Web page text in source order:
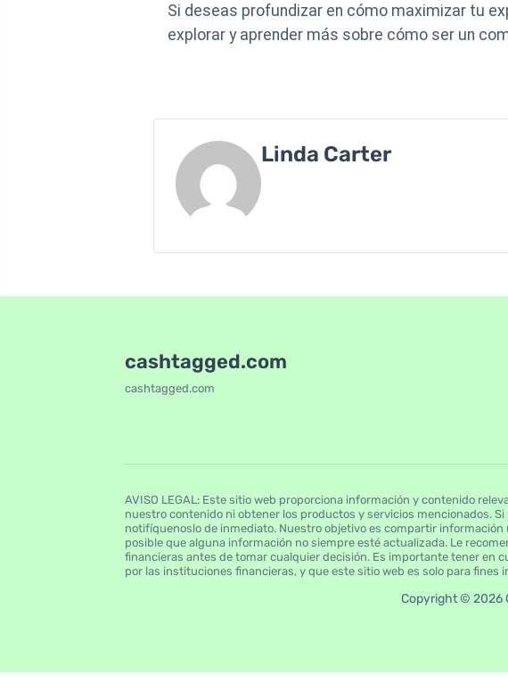
Si deseas profundizar en cómo maximizar tu
explorar y aprender más sobre cómo ser un
Linda Carter
cashtagged.com
cashtagged.com
AVISO LEGAL: Este sitio web proporciona información y contenido
nuestro contenido ni obtener los productos y servicios mencionados.
notifíquenoslo de inmediato. Nuestro objetivo es compartir
posible que alguna información no siempre esté actualizada. Le
financieras antes de tomar cualquier decisión. Es importante tener en
por las instituciones financieras, y que este sitio web es solo para
Copyright © 2026